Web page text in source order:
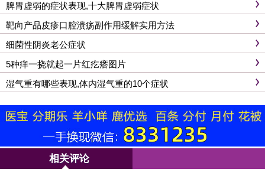
脾胃虚弱的症状表现,十大脾胃虚弱症状
靶向产品皮疹口腔溃疡副作用缓解实用方法
细菌性阴炎老公症状
5种痒一挠就起一片红疙瘩图片
湿气重有哪些表现,体内湿气重的10个症状
相关评论